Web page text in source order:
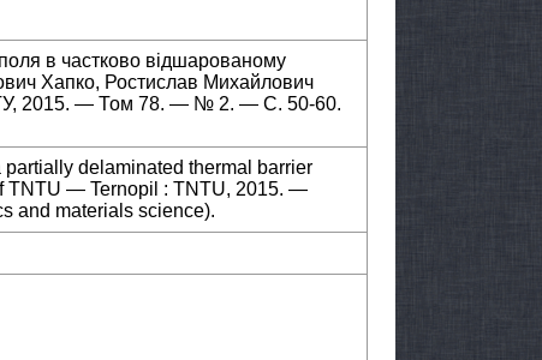
в частково відшарованому
Хапко, Ростислав Михайлович
2015. — Том 78. — № 2. — С. 50-60.
delaminated thermal barrier
TNTU — Ternopil : TNTU, 2015. —
and materials science).